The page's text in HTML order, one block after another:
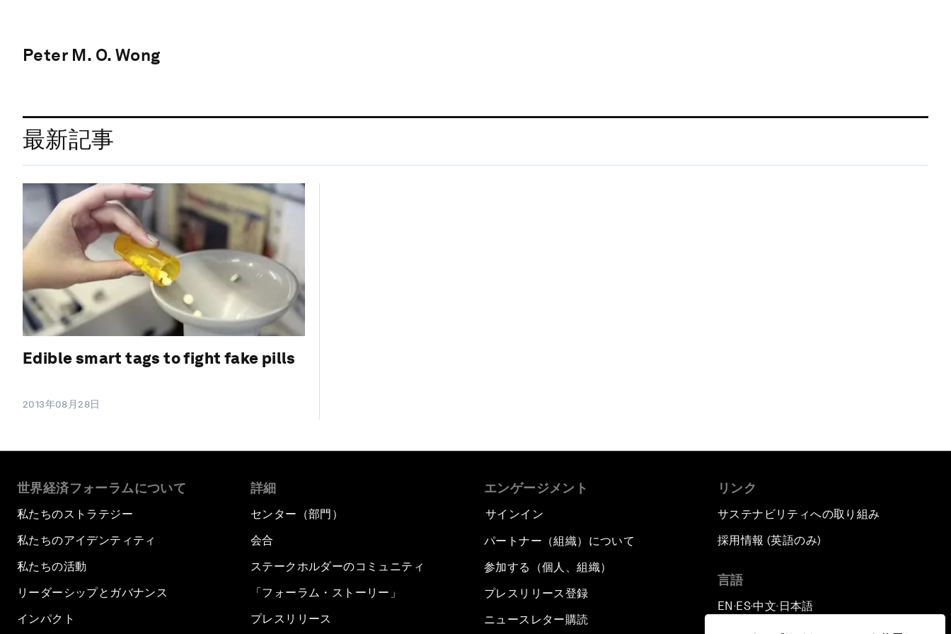
Peter M. O. Wong
最新記事
Edible smart tags to fight fake pills
2013年08月28日
世界経済フォーラムについて
私たちのストラテジー
私たちのアイデンティティ
私たちの活動
リーダーシップとガバナンス
インパクト
詳細
センター（部門）
会合
ステークホルダーのコミュニティ
「フォーラム・ストーリー」
プレスリリース
エンゲージメント
サインイン
パートナー（組織）について
参加する（個人、組織）
プレスリリース登録
ニュースレター購読
リンク
サステナビリティへの取り組み
採用情報 (英語のみ)
言語
EN ▪ES▪中文▪ 日本語